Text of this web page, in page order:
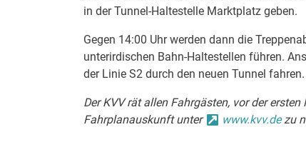
in der Tunnel-Haltestelle Marktplatz geben.
Gegen 14:00 Uhr werden dann die
unterirdischen Bahn-Haltestellen führen.
der Linie S2 durch den neuen Tunnel fahren.
Der KVV rät allen Fahrgästen, vor der
Fahrplanauskunft unter
www.kvv.dezu